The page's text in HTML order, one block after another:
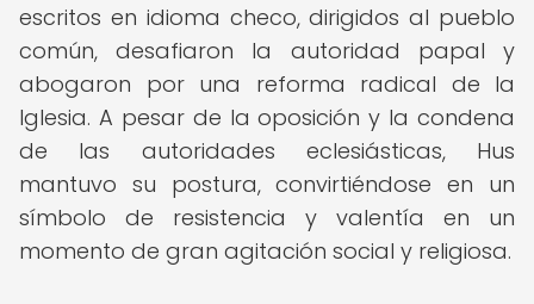
escritos en idioma checo, dirigidos al pueblo
común, desafiaron la autoridad papal y
abogaron por una reforma radical de la
Iglesia. A pesar de la oposición y la condena
de las autoridades eclesiásticas, Hus
mantuvo su postura, convirtiéndose en un
símbolo de resistencia y valentía en un
momento de gran agitación social y religiosa.